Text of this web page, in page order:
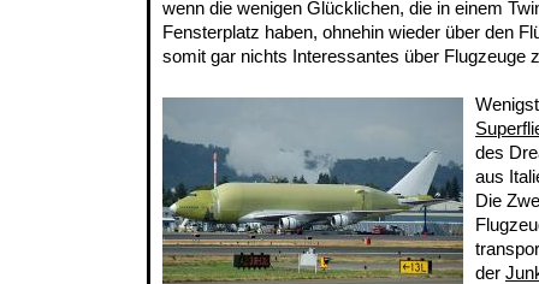
wenn die wenigen Glücklichen, die in einem
Fensterplatz haben, ohnehin wieder über den
somit gar nichts Interessantes über Flugzeuge
des
aus
Die
der